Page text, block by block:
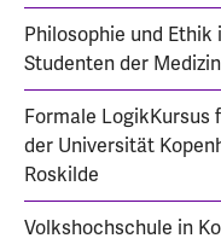
Philosophie und
Studenten der
Formale LogikKursus
der Universität
Roskilde
Volkshochschule in